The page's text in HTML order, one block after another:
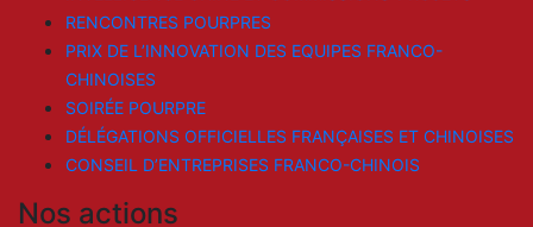
RENCONTRES POURPRES
PRIX DE L’INNOVATION DES EQUIPES FRANCO-
CHINOISES
SOIRÉE POURPRE
DÉLÉGATIONS OFFICIELLES FRANÇAISES ET CHINOISES
CONSEIL D’ENTREPRISES FRANCO-CHINOIS
Nos actions